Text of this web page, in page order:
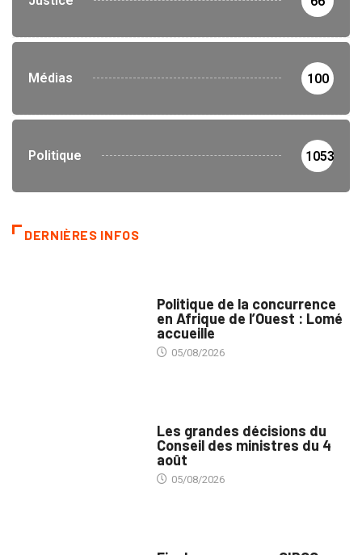
Médias 100
Politique 1053
DERNIÈRES INFOS
Politique de la concurrence
en Afrique de l’Ouest : Lomé
accueille
05/08/2026
Les grandes décisions du
Conseil des ministres du 4
août
05/08/2026